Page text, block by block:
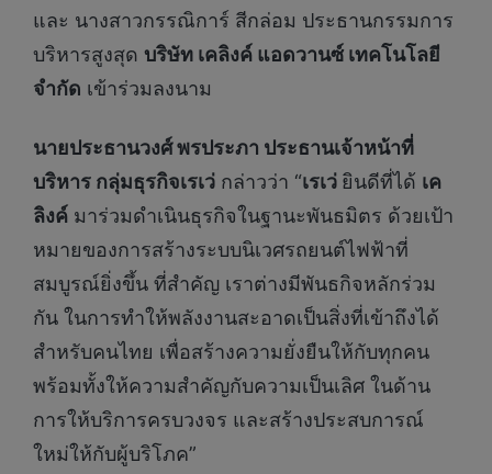
และ นางสาวกรรณิการ์ สีกล่อม ประธานกรรมการ
บริหารสูงสุด บริษัท เคลิงค์ แอดวานซ์ เทคโนโลยี
จำกัด เข้าร่วมลงนาม
นายประธานวงศ์ พรประภา ประธานเจ้าหน้าที่
บริหาร กลุ่มธุรกิจเรเว่ กล่าวว่า “เรเว่ ยินดีที่ได้ เค
ลิงค์ มาร่วมดำเนินธุรกิจในฐานะพันธมิตร ด้วยเป้า
หมายของการสร้างระบบนิเวศรถยนต์ไฟฟ้าที่
สมบูรณ์ยิ่งขึ้น ที่สำคัญ เราต่างมีพันธกิจหลักร่วม
กัน ในการทำให้พลังงานสะอาดเป็นสิ่งที่เข้าถึงได้
สำหรับคนไทย เพื่อสร้างความยั่งยืนให้กับทุกคน
พร้อมทั้งให้ความสำคัญกับความเป็นเลิศ ในด้าน
การให้บริการครบวงจร และสร้างประสบการณ์
ใหม่ให้กับผู้บริโภค”